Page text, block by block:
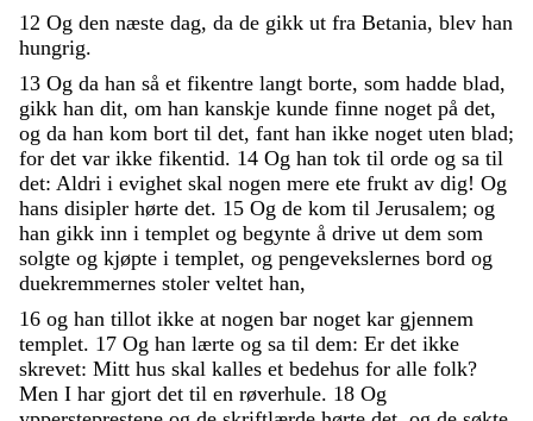
12 Og den næste dag, da de gikk ut fra Betania, blev han
hungrig.
13 Og da han så et fikentre langt borte, som hadde blad,
gikk han dit, om han kanskje kunde finne noget på det,
og da han kom bort til det, fant han ikke noget uten blad;
for det var ikke fikentid. 14 Og han tok til orde og sa til
det: Aldri i evighet skal nogen mere ete frukt av dig! Og
hans disipler hørte det. 15 Og de kom til Jerusalem; og
han gikk inn i templet og begynte å drive ut dem som
solgte og kjøpte i templet, og pengevekslernes bord og
duekremmernes stoler veltet han,
16 og han tillot ikke at nogen bar noget kar gjennem
templet. 17 Og han lærte og sa til dem: Er det ikke
skrevet: Mitt hus skal kalles et bedehus for alle folk?
Men I har gjort det til en røverhule. 18 Og